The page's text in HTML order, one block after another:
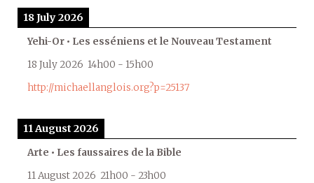
18 July 2026
Yehi-Or • Les esséniens et le Nouveau Testament
18 July 2026 14h00 - 15h00
http://michaellanglois.org?p=25137
11 August 2026
Arte • Les faussaires de la Bible
11 August 2026 21h00 - 23h00